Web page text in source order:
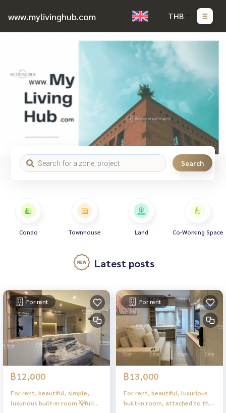
www.mylivinghub.com THB
Search
Condo Townhouse Land Co-Working Space
Latest posts
For rent
฿12,000
For rent, beautiful, simple,
luxurious built-in room 💡full
For rent
฿13,000
For rent, beautiful, luxurious
built-in room, attached to the